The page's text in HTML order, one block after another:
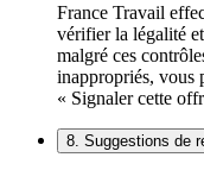
France Travail
vérifier la légalité
malgré ces
inappropriés, vous
« Signaler cette
8. Suggestions de